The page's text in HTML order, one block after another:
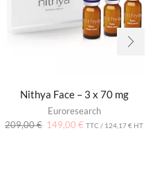
Nithya Face – 3 x 70 mg
Euroresearch
209,00€ 149,00 € TTC / 124,17€ HT